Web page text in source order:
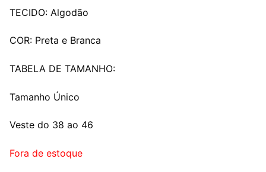
TECIDO: Algodão
COR: Preta e Branca
TABELA DE TAMANHO:
Tamanho Único
Veste do 38 ao 46
Fora de estoque